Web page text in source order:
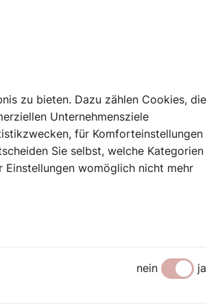
zu bieten. Dazu zählen Cookies, die
Unternehmensziele
für Komforteinstellungen
Sie selbst, welche Kategorien
Einstellungen womöglich nicht mehr
nein ja